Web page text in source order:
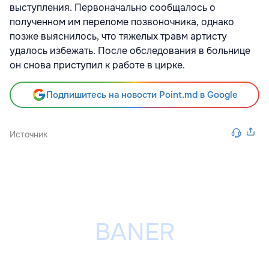
выступления. Первоначально сообщалось о
полученном им переломе позвоночника, однако
позже выяснилось, что тяжелых травм артисту
удалось избежать. После обследования в больнице
он снова приступил к работе в цирке.
Подпишитесь на новости Point.md в Google
Источник